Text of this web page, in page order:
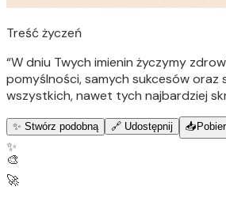
Treść życzeń
“W dniu Twych imienin życzymy
pomyślności, samych sukcesów oraz
wszystkich, nawet tych najbardziej
✨ Stwórz podobną 🔗 Udostępnij 📥
✨
🎨
🚀